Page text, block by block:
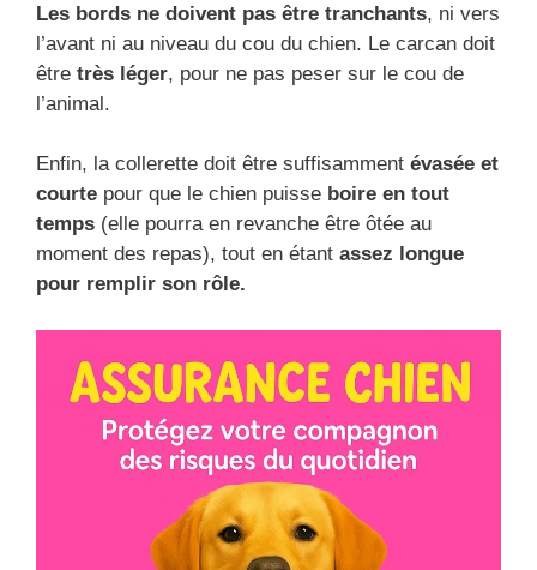
Les bords ne doivent pas être tranchants, ni vers
l’avant ni au niveau du cou du chien. Le carcan doit
être très léger, pour ne pas peser sur le cou de
l’animal.
Enfin, la collerette doit être suffisamment évasée et
courte pour que le chien puisse boire en tout
temps (elle pourra en revanche être ôtée au
moment des repas), tout en étant assez longue
pour remplir son rôle.